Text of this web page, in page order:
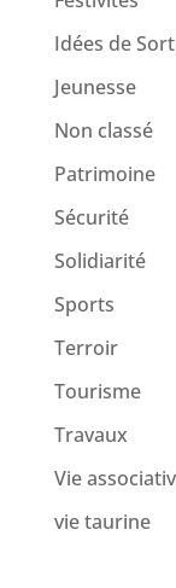
Idées de
Jeunesse
Non classé
Patrimoine
Sécurité
Solidiarité
Sports
Terroir
Tourisme
Travaux
Vie
vie taurine